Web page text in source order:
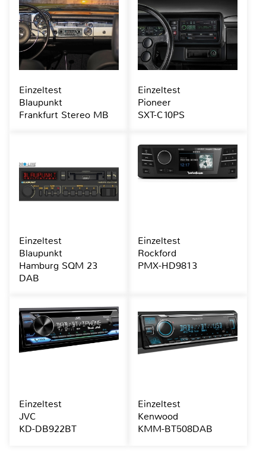
Einzeltest
Blaupunkt
Frankfurt Stereo MB
Einzeltest
Pioneer
SXT-C10PS
Einzeltest
Blaupunkt
Hamburg SQM 23
DAB
Einzeltest
Rockford
PMX-HD9813
Einzeltest
JVC
KD-DB922BT
Einzeltest
Kenwood
KMM-BT508DAB